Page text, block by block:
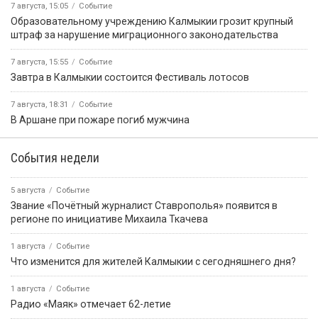
7 августа, 15:05 Событие
Образовательному учреждению Калмыкии грозит крупный
штраф за нарушение миграционного законодательства
7 августа, 15:55 Событие
Завтра в Калмыкии состоится Фестиваль лотосов
7 августа, 18:31 Событие
В Аршане при пожаре погиб мужчина
События недели
5 августа Событие
Звание «Почётный журналист Ставрополья» появится в
регионе по инициативе Михаила Ткачева
1 августа Событие
Что изменится для жителей Калмыкии с сегодняшнего дня?
1 августа Событие
Радио «Маяк» отмечает 62-летие